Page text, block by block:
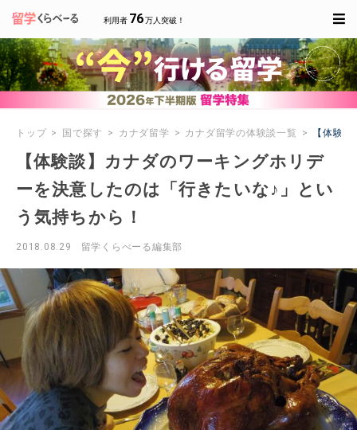
利用者 76万人突破！
トップ 国で探す カナダ留学 カナダ留学の体験談一覧 【体験
【体験談】カナダのワーキングホリデ
ーを決意したのは「行きたいな♪」とい
う気持ちから！
2018.08.29 留学くらべーる編集部